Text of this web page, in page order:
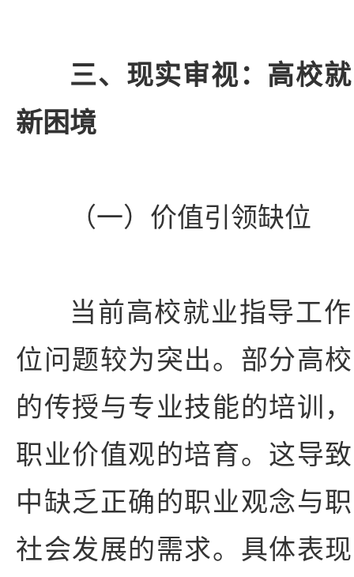
三、现实审视：高校
新困境
（一）价值引领缺位
当前高校就业指导工
位问题较为突出。部分高
的传授与专业技能的培训
职业价值观的培育。这导
中缺乏正确的职业观念与
社会发展的需求。具体表